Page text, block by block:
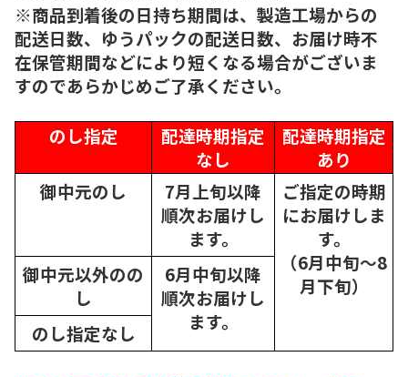
※商品到着後の日持ち期間は、製造工場からの
配送日数、ゆうパックの配送日数、お届け時不
在保管期間などにより短くなる場合がございま
すのであらかじめご了承ください。
のし指定
配達時期指定
なし
配達時期指定
あり
御中元のし
7月上旬以降
順次お届けし
ます。
ご指定の時期
にお届けしま
す。
（6月中旬～8
月下旬）
御中元以外のの
し
6月中旬以降
順次お届けし
ます。
のし指定なし